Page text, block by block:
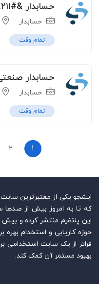
حسابدار &#۸۲۱۱; خانم
حسابدار
تمام وقت
حسابدار صنعتی
حسابدار
تمام وقت
۱ ۲
ایشجو یکی از معتبرترین
که تا به امروز بیش از صدها
این پلتفرم منتشر کرده و
حوزه کاریابی و استخدام بهره
فراتر از یک سایت استخدامی
بهبود مستمر آن کمک کند.